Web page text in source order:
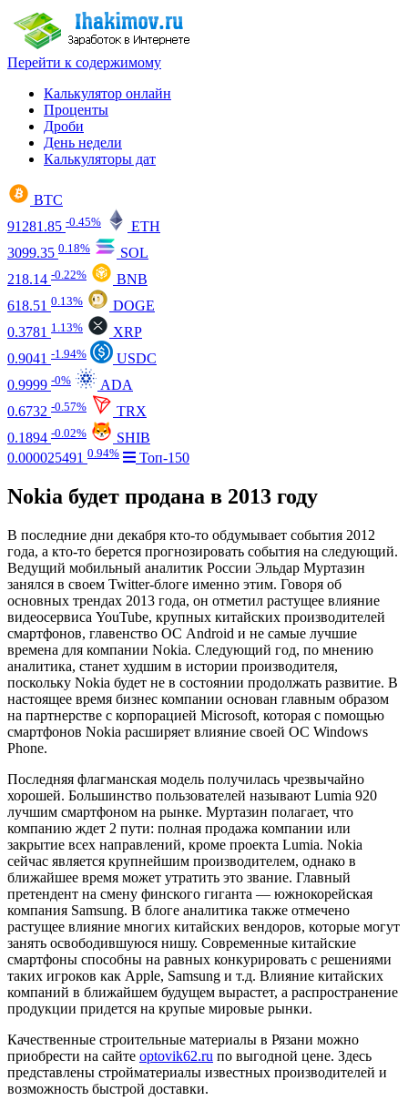
Перейти к содержимому
Калькулятор онлайн
Проценты
Дроби
День недели
Калькуляторы дат
BTC
91281.85 -0.45%
ETH
3099.35 0.18%
SOL
218.14 -0.22%
BNB
618.51 0.13%
DOGE
0.3781 1.13%
XRP
0.9041 -1.94%
USDC
0.9999 -0%
ADA
0.6732 -0.57%
TRX
0.1894 -0.02%
SHIB
0.000025491 0.94% Топ-150
Nokia будет продана в 2013 году
В последние дни декабря кто-то обдумывает события 2012
года, а кто-то берется прогнозировать события на следующий.
Ведущий мобильный аналитик России Эльдар Муртазин
занялся в своем Twitter-блоге именно этим. Говоря об
основных трендах 2013 года, он отметил растущее влияние
видеосервиса YouTube, крупных китайских производителей
смартфонов, главенство ОС Android и не самые лучшие
времена для компании Nokia. Следующий год, по мнению
аналитика, станет худшим в истории производителя,
поскольку Nokia будет не в состоянии продолжать развитие. В
настоящее время бизнес компании основан главным образом
на партнерстве с корпорацией Microsoft, которая с помощью
смартфонов Nokia расширяет влияние своей ОС Windows
Phone.
Последняя флагманская модель получилась чрезвычайно
хорошей. Большинство пользователей называют Lumia 920
лучшим смартфоном на рынке. Муртазин полагает, что
компанию ждет 2 пути: полная продажа компании или
закрытие всех направлений, кроме проекта Lumia. Nokia
сейчас является крупнейшим производителем, однако в
ближайшее время может утратить это звание. Главный
претендент на смену финского гиганта — южнокорейская
компания Samsung. В блоге аналитика также отмечено
растущее влияние многих китайских вендоров, которые могут
занять освободившуюся нишу. Современные китайские
смартфоны способны на равных конкурировать с решениями
таких игроков как Apple, Samsung и т.д. Влияние китайских
компаний в ближайшем будущем вырастет, а распространение
продукции придется на крупые мировые рынки.
Качественные строительные материалы в Рязани можно
приобрести на сайте optovik62.ru по выгодной цене. Здесь
представлены стройматериалы известных производителей и
возможность быстрой доставки.